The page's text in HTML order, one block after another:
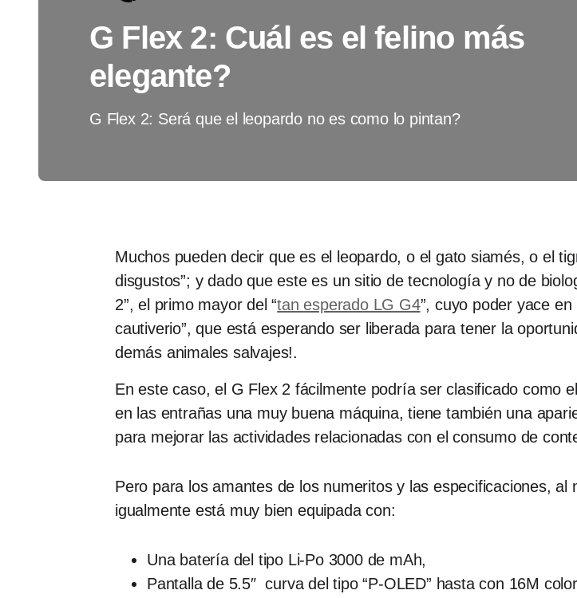
G Flex 2: Cuál es el felino más
elegante?
G Flex 2: Será que el leopardo no es como lo pintan?
Muchos pueden decir que es el leopardo, o el gato siamés, o el
disgustos”; y dado que este es un sitio de tecnología y no de
2”, el primo mayor del “tan esperado LG G4”, cuyo poder yace
cautiverio”, que está esperando ser liberada para tener la
demás animales salvajes!.
En este caso, el G Flex 2 fácilmente podría ser clasificado como
en las entrañas una muy buena máquina, tiene también una
para mejorar las actividades relacionadas con el consumo de
Pero para los amantes de los numeritos y las especificaciones, al
igualmente está muy bien equipada con:
Una batería del tipo Li-Po 3000 de mAh,
Pantalla de 5.5″ curva del tipo “P-OLED” hasta con 16M